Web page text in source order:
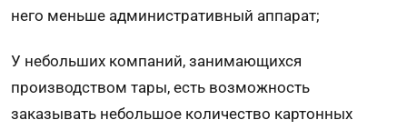
него меньше административный аппарат;
У небольших компаний, занимающихся
производством тары, есть возможность
заказывать небольшое количество картонных